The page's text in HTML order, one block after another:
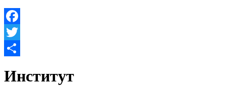
Facebook
Twitter
Институт